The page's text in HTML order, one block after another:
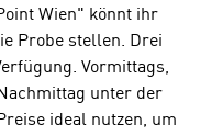
Wien" könnt ihr
Probe stellen. Drei
Vormittags,
unter der
ideal nutzen, um